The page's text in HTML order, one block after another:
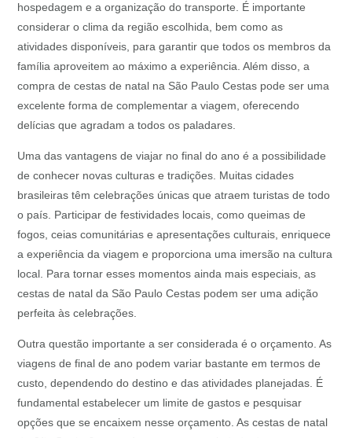
hospedagem e a organização do transporte. É importante
considerar o clima da região escolhida, bem como as
atividades disponíveis, para garantir que todos os membros da
família aproveitem ao máximo a experiência. Além disso, a
compra de cestas de natal na São Paulo Cestas pode ser uma
excelente forma de complementar a viagem, oferecendo
delícias que agradam a todos os paladares.
Uma das vantagens de viajar no final do ano é a possibilidade
de conhecer novas culturas e tradições. Muitas cidades
brasileiras têm celebrações únicas que atraem turistas de todo
o país. Participar de festividades locais, como queimas de
fogos, ceias comunitárias e apresentações culturais, enriquece
a experiência da viagem e proporciona uma imersão na cultura
local. Para tornar esses momentos ainda mais especiais, as
cestas de natal da São Paulo Cestas podem ser uma adição
perfeita às celebrações.
Outra questão importante a ser considerada é o orçamento. As
viagens de final de ano podem variar bastante em termos de
custo, dependendo do destino e das atividades planejadas. É
fundamental estabelecer um limite de gastos e pesquisar
opções que se encaixem nesse orçamento. As cestas de natal